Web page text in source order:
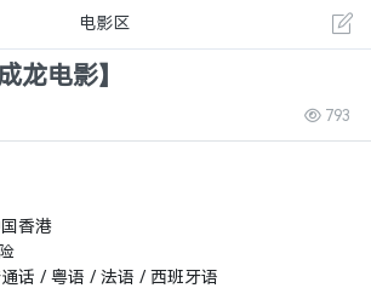
电影区
龙电影】
793
香港
话 / 粤语 / 法语 / 西班牙语